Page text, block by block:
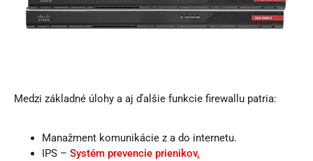
Medzi základné úlohy a aj ďalšie funkcie firewallu patria:
Manažment komunikácie z a do internetu.
IPS – Systém prevencie prienikov.